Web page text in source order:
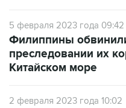
5 февраля 2023 года 09:42
Филиппины
преследовании их
Китайском море
2 февраля 2023 года 10:02